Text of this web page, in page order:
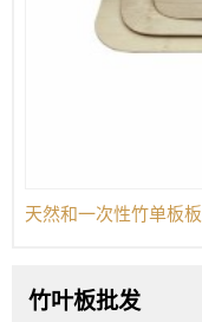
天然和一次性竹单板板
竹叶板批发